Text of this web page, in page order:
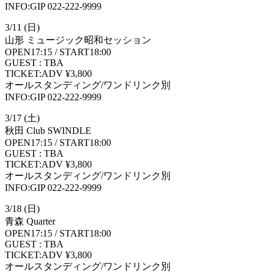
INFO:GIP 022-222-9999
3/11 (日)
山形 ミュージック昭和セッション
OPEN17:15 / START18:00
GUEST : TBA
TICKET:ADV ¥3,800
オールスタンディング/ワンドリンク別
INFO:GIP 022-222-9999
3/17 (土)
秋田 Club SWINDLE
OPEN17:15 / START18:00
GUEST : TBA
TICKET:ADV ¥3,800
オールスタンディング/ワンドリンク別
INFO:GIP 022-222-9999
3/18 (日)
青森 Quarter
OPEN17:15 / START18:00
GUEST : TBA
TICKET:ADV ¥3,800
オールスタンディング/ワンドリンク別